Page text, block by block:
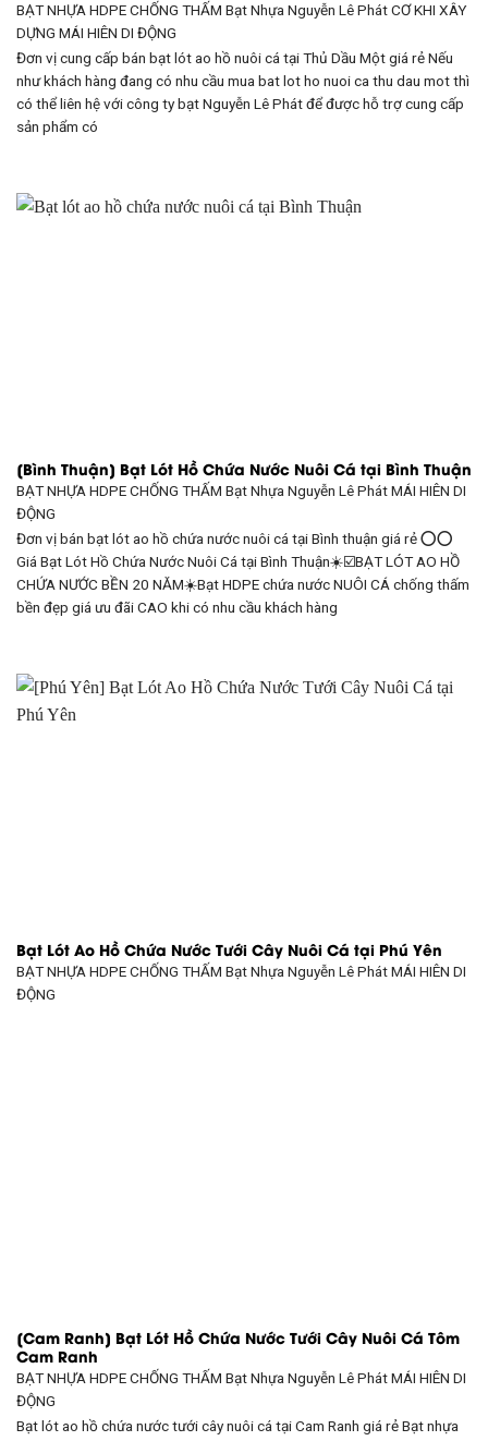
BẠT NHỰA HDPE CHỐNG THẤM Bạt Nhựa Nguyễn Lê Phát CƠ KHI XÂY
DỰNG MÁI HIÊN DI ĐỘNG
Đơn vị cung cấp bán bạt lót ao hồ nuôi cá tại Thủ Dầu Một giá rẻ Nếu
như khách hàng đang có nhu cầu mua bat lot ho nuoi ca thu dau mot thì
có thể liên hệ với công ty bạt Nguyễn Lê Phát để được hỗ trợ cung cấp
sản phẩm có
[Bình Thuận] Bạt Lót Hồ Chứa Nước Nuôi Cá tại Bình Thuận
BẠT NHỰA HDPE CHỐNG THẤM Bạt Nhựa Nguyễn Lê PhátMÁI HIÊN DI
ĐỘNG
Đơn vị bán bạt lót ao hồ chứa nước nuôi cá tại Bình thuận giá rẻ ⭕⭕
Giá Bạt Lót Hồ Chứa Nước Nuôi Cá tại Bình Thuận☀️☑️BẠT LÓT AO HỒ
CHỨA NƯỚC BỀN 20 NĂM☀️Bạt HDPE chứa nước NUÔI CÁ chống thấm
bền đẹp giá ưu đãi CAO khi có nhu cầu khách hàng
Bạt Lót Ao Hồ Chứa Nước Tưới Cây Nuôi Cá tại Phú Yên
BẠT NHỰA HDPE CHỐNG THẤM Bạt Nhựa Nguyễn Lê PhátMÁI HIÊN DI
ĐỘNG
[Cam Ranh] Bạt Lót Hồ Chứa Nước Tưới Cây Nuôi Cá Tôm
Cam Ranh
BẠT NHỰA HDPE CHỐNG THẤM Bạt Nhựa Nguyễn Lê PhátMÁI HIÊN DI
ĐỘNG
Bạt lót ao hồ chứa nước tưới cây nuôi cá tại Cam Ranh giá rẻ Bạt nhựa